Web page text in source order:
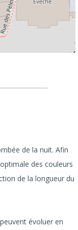
de la nuit. Afin
des couleurs
de la longueur du
évoluer en